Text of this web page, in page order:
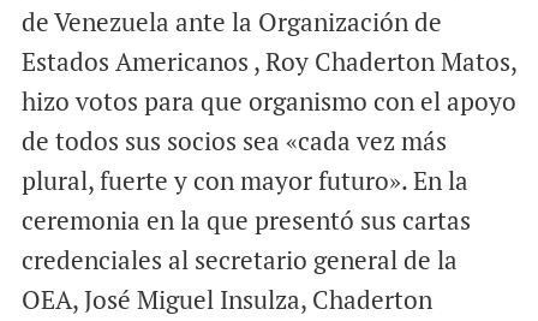
de Venezuela ante la Organización de
Estados Americanos , Roy Chaderton Matos,
hizo votos para que organismo con el apoyo
de todos sus socios sea «cada vez más
plural, fuerte y con mayor futuro». En la
ceremonia en la que presentó sus cartas
credenciales al secretario general de la
OEA, José Miguel Insulza, Chaderton